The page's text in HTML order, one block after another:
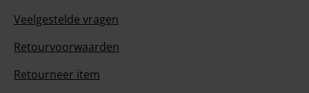
Veelgestelde vragen
Retourvoorwaarden
Retourneer item